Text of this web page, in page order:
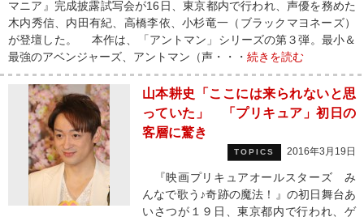
マニア』完成披露試写会が16日、東京都内で行われ、声優を務めた
木内秀信、内田有紀、高橋李依、小杉竜一（ブラックマヨネーズ）
が登壇した。 本作は、「アントマン」シリーズの第３弾。最小＆
最強のアベンジャーズ、アントマン（声・・・ 続きを読む
山本耕史「ここには来られないと思
っていた」 「プリキュア」初日の
客層に驚き
TOPICS 2016年3月19日
『映画プリキュアオールスターズ み
んなで歌う♪奇跡の魔法！』の初日舞台あ
いさつが１９日、東京都内で行われ、ゲ